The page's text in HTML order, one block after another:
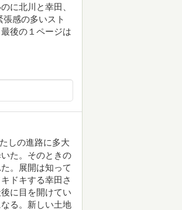
に北川と幸田、
感の多いスト
後の１ページは
しの進路に多大
た。そのときの
。展開は知って
ドキする幸田さ
に目を開けてい
る。新しい土地